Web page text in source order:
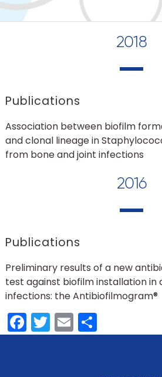
2018
Publications
Association between biofilm
and clonal lineage in
from bone and joint infections
2016
Publications
Preliminary results of a new
test against biofilm installation in
infections: the Antibiofilmogram®
Facebook
Twitter
EmailShare